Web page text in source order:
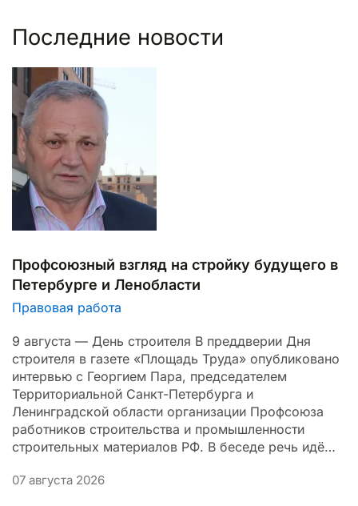
Последние новости
Профсоюзный взгляд на стройку будущего в
Петербурге и Ленобласти
Правовая работа
9 августа — День строителя В преддверии Дня
строителя в газете «Площадь Труда» опубликовано
интервью с Георгием Пара, председателем
Территориальной Санкт-Петербурга и
Ленинградской области организации Профсоюза
работников строительства и промышленности
строительных материалов РФ. В беседе речь идё…
07 августа 2026